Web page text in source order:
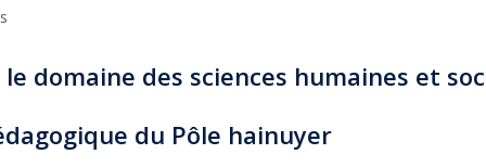
domaine des sciences humaines et
du Pôle hainuyer